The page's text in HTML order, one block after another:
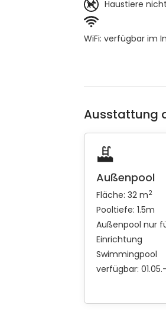
Haustiere
WiFi: verfügbar im
Ausstattung
Außenpool
Fläche: 32 m2
Pooltiefe: 1.5m
Außenpool nur
Einrichtung
Swimmingpool
verfügbar: 01.05.-